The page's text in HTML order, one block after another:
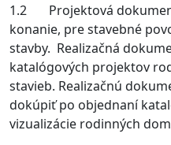
1.2 Projektová
konanie, pre stavebné
stavby. Realizačná
katalógových projektov
stavieb. Realizačnú
dokúpiť po objednaní
vizualizácie rodinných